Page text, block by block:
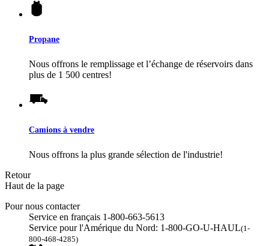
Propane
Nous offrons le remplissage et l’échange de réservoirs dans
plus de 1 500 centres!
Camions à vendre
Nous offrons la plus grande sélection de l'industrie!
Retour
Haut de la page
Pour nous contacter
Service en français 1-800-663-5613
Service pour l'Amérique du Nord: 1-800-GO-U-HAUL(1-
800-468-4285)